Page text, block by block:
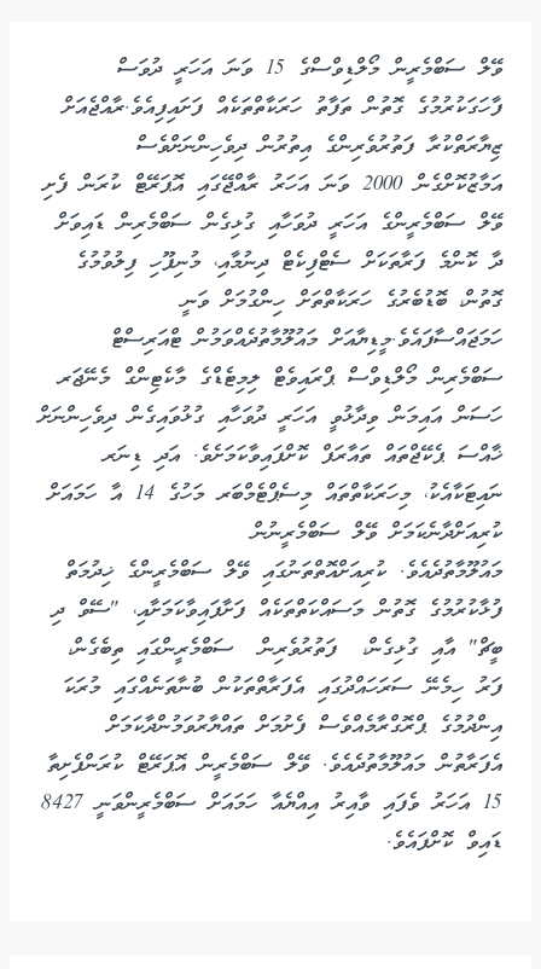
ވޭލް ސަބްމެރީން މޯލްޑިވްސްގެ 15 ވަނަ އަހަރީ ދުވަސް
ފާހަގަކުރުމުގެ ގޮތުން ތަފާތު ހަރަކާތްތަކެއް ފަށައިފިއެވެ.ރާއްޖެއަށް
ޒިޔާރަތްކުރާ ފަތުރުވެރިންގެ އިތުރުން ދިވެހިންނަށްވެސް
އަމާޒުކޮށްގެން 2000 ވަނަ އަހަރު ރާއްޖޭގައި އޮޕަރޭޓް ކުރަން ފެށި
ވޭލް ސަބްމެރީންގެ އަހަރީ ދުވަހާއި ގުޅިގެން ސަބްމެރިން ޑައިވަށް
ދާ ކޮންމެ ފަރާތަކަށް ސެޓްފިކެޓް ދިނުމާއި، މުނިފޫހި ފިލުވުމުގެ
ގޮތުން، ބޮޑުބެރުގެ ހަރަކާތްތަށް ހިންގުމަށް ވަނީ
ހަމަޖައްސާފައެވެ.މީޑިޔާއަށް މައުލޫމާތުދެއްވަމުން ޓްއަރިސްޓް
ސަބްމެރިން މޯލްޑިވްސް ޕްރައިވެޓް ލިމިޓެޑްގެ މާކެޓިންގް މެނޭޖަރ
ހަސަން އައިމަން ވިދާޅުވީ އަހަރީ ދުވަހާއި ގުޅުވައިގެން ދިވެހިންނަށް
ޚާއްސަ ޕެކޭޖްތައް ތައާރަފް ކޮށްފައިވާކަމަށެވެ. އަދި ޑިނަރ
ނައިޓަކާއެކު، މިހަރަކާތްތައް މިސެޕްޓެމްބަރ މަހުގެ 14 އާ ހަމައަށް
ކުރިއަށްދާނެކަމަށް ވޭލް ސަބްމެރީނުން
މައުލޫމާތުދެއެވެ. ކުރިއަށްއޮތްތަނުގައި ވޭލް ސަބްމެރީންގެ ޚިދުމަތް
ފުޅާކުރުމުގެ ގޮތުން މަސައްކަތްތަކެއް ފަށާފައިވާކަމަށާއި، "ސޭވް ދި
ބީޗް" އާއި ގުޅިގެން، ފަތުރުވެރިން ސަބްމެރީންގައި ތިބެގެން،
ފަރު ހިމެނޭ ސަރަހައްދުގައި އެފަރާތްތަކުން ބުނާތަނެއްގައި މުރަކަ
އިންދުމުގެ ޕްރޮގްރާމެއްވެސް ފެށުމަށް ތައްޔާރުވަމުންދާކަމަށް
އެފަރާތުން މައުލޫމާތުދެއެވެ. ވޭލް ސަބްމެރީން އޮޕަރޭޓް ކުރަންފެށިތާ
15 އަހަރު ވެފައި ވާއިރު އިއްޔެއާ ހަމައަށް ސަބްމެރީންވަނީ 8427
ޑައިވް ކޮށްފައެވެ.